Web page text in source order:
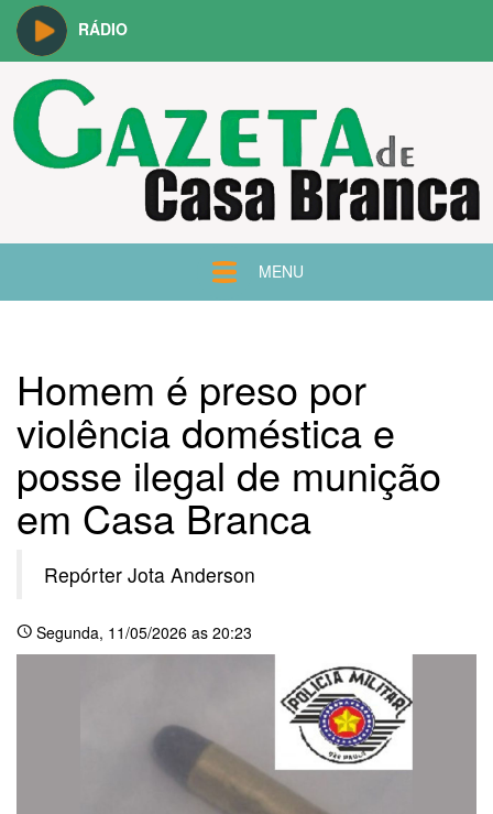
RÁDIO
MENU
Homem é preso por
violência doméstica e
posse ilegal de munição
em Casa Branca
Repórter Jota Anderson
schedule Segunda, 11/05/2026 as 20:23